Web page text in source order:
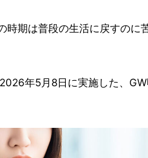
時期は普段の生活に戻すのに
年5月8日に実施した、